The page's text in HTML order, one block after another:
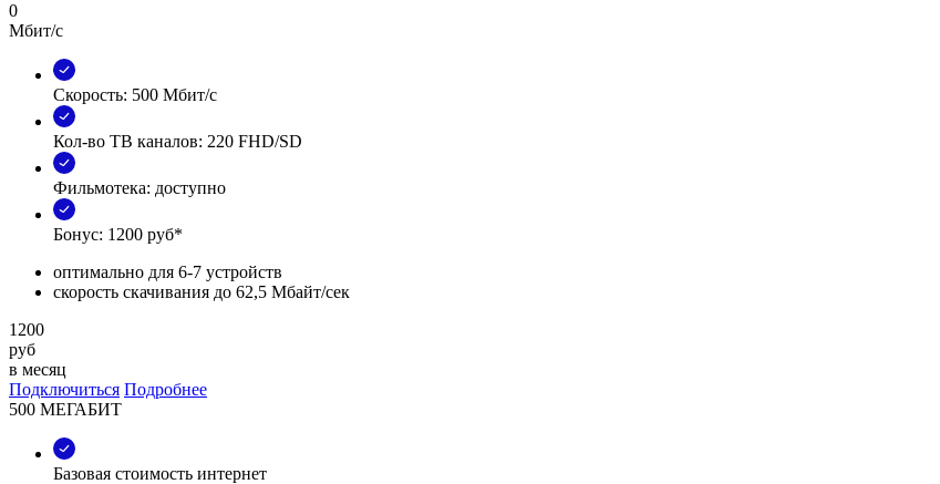
0
Мбит/с
Скорость: 500 Мбит/с
Кол-во ТВ каналов: 220 FHD/SD
Фильмотека: доступно
Бонус: 1200 руб*
оптимально для 6-7 устройств
скорость скачивания до 62,5 Мбайт/сек
1200
руб
в месяц
Подключиться Подробнее
500 МЕГАБИТ
Базовая стоимость интернет